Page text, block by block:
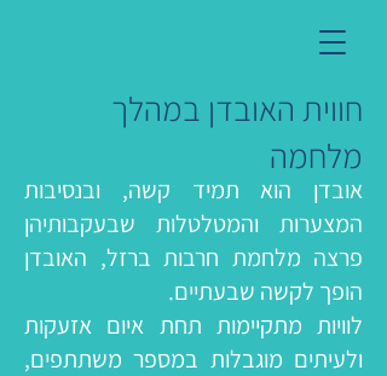
אובדן הוא תמיד קשה, ובנסיבות
המצערות והמטלטלות שבעקבותיהן
פרצה מלחמת חרבות ברזל, האובדן
הופך לקשה שבעתיים.
לוויות מתקיימות תחת איום אזעקות
ולעיתים מוגבלות במספר משתתפים,
חווית האובדן במהלך
מלחמה